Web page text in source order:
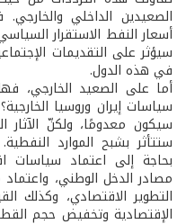
الصعيدين الداخلي
أسعار النفط الاستقرار
سيؤثر على التقديمات
في هذه الدول.
أما على الصعيد الخارجي،
سياسات إيران وروسيا
سيكون معدومًا، ولكنّ الآثار
ستتأثر بشبح الموارد
بحاجة إلى اعتماد سياسات
مصادر الدخل الوطني،
التطوير الاقتصادي، وكذلك
الإقتصادية وتخفيض حجم